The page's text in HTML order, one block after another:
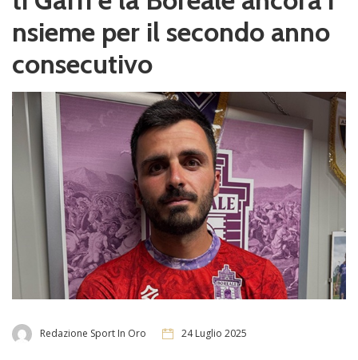
nsieme per il secondo anno
consecutivo
Redazione Sport In Oro 24 Luglio 2025